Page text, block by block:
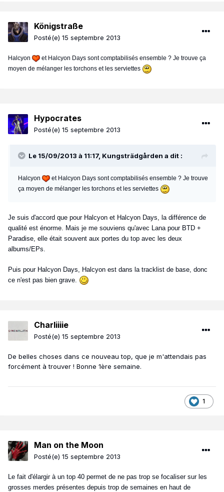
Königstraße
Posté(e) 15 septembre 2013
Halcyon
et Halcyon Days sont comptabilisés ensemble ? Je trouve ça
moyen de mélanger les torchons et les serviettes
Hypocrates
Posté(e) 15 septembre 2013
Le 15/09/2013 à 11:17, Kungsträdgården a dit :
Halcyon
et Halcyon Days sont comptabilisés ensemble ? Je trouve
ça moyen de mélanger les torchons et les serviettes
Je suis d'accord que pour Halcyon et Halcyon Days, la différence de
qualité est énorme. Mais je me souviens qu'avec Lana pour BTD +
Paradise, elle était souvent aux portes du top avec les deux
albums/EPs.
Puis pour Halcyon Days, Halcyon est dans la tracklist de base, donc
ce n'est pas bien grave.
Charliiiie
Posté(e) 15 septembre 2013
De belles choses dans ce nouveau top, que je m'attendais pas
forcément à trouver ! Bonne 1ère semaine.
1
Man on the Moon
Posté(e) 15 septembre 2013
Le fait d'élargir à un top 40 permet de ne pas trop se focaliser sur les
grosses merdes présentes depuis trop de semaines en haut de